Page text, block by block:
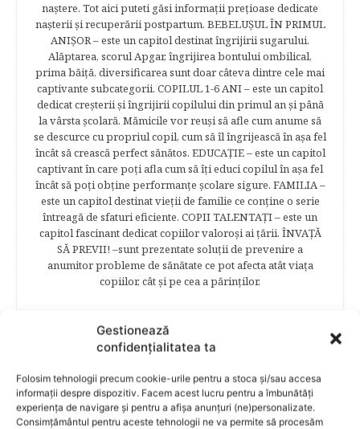
Gestionează
confidențialitatea ta
Folosim tehnologii precum cookie-urile pentru a stoca și/sau accesa
informații despre dispozitiv. Facem acest lucru pentru a îmbunătăți
experiența de navigare și pentru a afișa anunțuri (ne)personalizate.
Consimțământul pentru aceste tehnologii ne va permite să procesăm
naştere. Tot aici puteti găsi informaţii preţioase dedicate
naşterii şi recuperării postpartum. BEBELUŞUL ÎN PRIMUL
ANIŞOR – este un capitol destinat îngrijirii sugarului.
Alăptarea, scorul Apgar, îngrijirea bontului ombilical,
prima băiţă, diversificarea sunt doar câteva dintre cele mai
captivante subcategorii. COPILUL 1-6 ANI – este un capitol
dedicat creşterii şi îngrijirii copilului din primul an şi până
la vârsta şcolară. Mămicile vor reuşi să afle cum anume să
se descurce cu propriul copil, cum să îl îngrijească în aşa fel
încât să crească perfect sănătos. EDUCAŢIE – este un capitol
captivant în care poţi afla cum să îţi educi copilul în aşa fel
încât să poţi obţine performanţe şcolare sigure. FAMILIA –
este un capitol destinat vieţii de familie ce conţine o serie
întreagă de sfaturi eficiente. COPII TALENTAŢI – este un
capitol fascinant dedicat copiilor valoroși ai țării. ÎNVAŢĂ
SĂ PREVII! –sunt prezentate soluţii de prevenire a
anumitor probleme de sănătate ce pot afecta atât viaţa
copiilor, cât şi pe cea a părinţilor.
RELATED POSTS